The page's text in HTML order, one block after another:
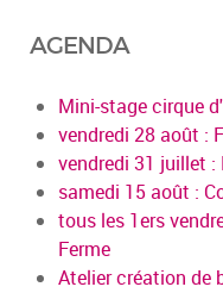
AGENDA
Mini-stage cirque
vendredi 28 août :
vendredi 31 juillet
samedi 15 août :
tous les 1ers
Ferme
Atelier création de